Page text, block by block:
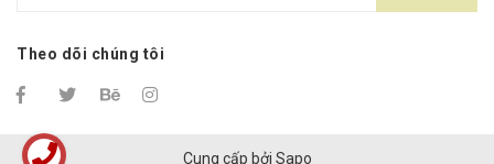
Theo dõi chúng tôi
Cung cấp bởi Sapo